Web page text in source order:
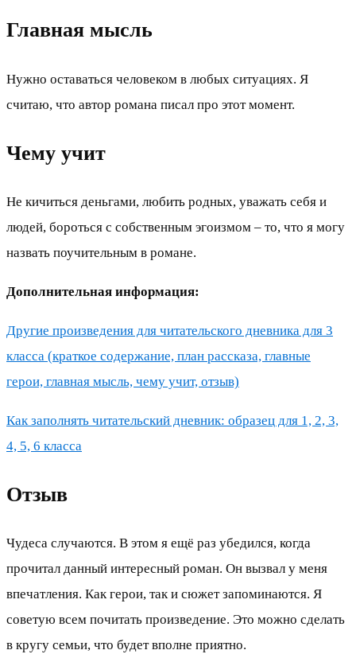
Главная мысль
Нужно оставаться человеком в любых ситуациях. Я
считаю, что автор романа писал про этот момент.
Чему учит
Не кичиться деньгами, любить родных, уважать себя и
людей, бороться с собственным эгоизмом – то, что я могу
назвать поучительным в романе.
Дополнительная информация:
Другие произведения для читательского дневника для 3
класса (краткое содержание, план рассказа, главные
герои, главная мысль, чему учит, отзыв)
Как заполнять читательский дневник: образец для 1, 2, 3,
4, 5, 6 класса
Отзыв
Чудеса случаются. В этом я ещё раз убедился, когда
прочитал данный интересный роман. Он вызвал у меня
впечатления. Как герои, так и сюжет запоминаются. Я
советую всем почитать произведение. Это можно сделать
в кругу семьи, что будет вполне приятно.